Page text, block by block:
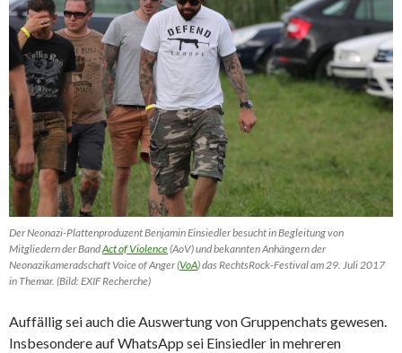
Der Neonazi-Plattenproduzent Benjamin Einsiedler besucht in Begleitung von
Mitgliedern der BandAct of Violence(AoV) und bekannten Anhängern der
Neonazikameradschaft Voice of Anger (VoA) das RechtsRock-Festival am 29. Juli 2017
in Themar. (Bild: EXIF Recherche)
Auffällig sei auch die Auswertung von Gruppenchats gewesen.
Insbesondere auf WhatsApp sei Einsiedler in mehreren